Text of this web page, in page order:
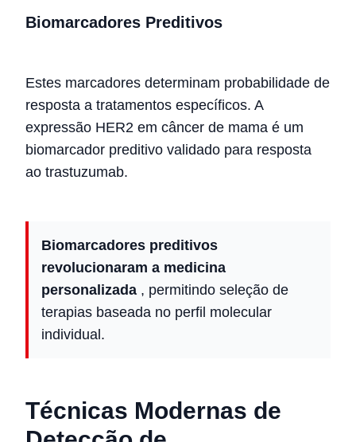
Biomarcadores Preditivos
Estes marcadores determinam probabilidade de
resposta a tratamentos específicos. A
expressão HER2 em câncer de mama é um
biomarcador preditivo validado para resposta
ao trastuzumab.
Biomarcadores preditivos
revolucionaram a medicina
personalizada , permitindo seleção de
terapias baseada no perfil molecular
individual.
Técnicas Modernas de